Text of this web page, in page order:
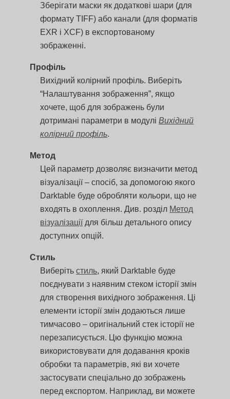
Зберігати маски як додаткові шари (для
формату TIFF) або канали (для форматів
EXR і XCF) в експортованому
зображенні.
Профіль
Вихідний колірний профіль. Виберіть
“Налаштування зображення”, якщо
хочете, щоб для зображень були
дотримані параметри в модуліВихідний
колірний профіль.
Метод
Цей параметр дозволяє визначити метод
візуалізації – спосіб, за допомогою якого
Darktable буде обробляти кольори, що не
входять в охоплення. Див. розділ Метод
візуалізаціїдля більш детального опису
доступних опцій.
Стиль
Виберітьстиль, який Darktable буде
поєднувати з наявним стеком історії змін
для створення вихідного зображення. Ці
елементи історії змін додаються лише
тимчасово – оригінальний стек історії не
перезаписується. Цю функцію можна
використовувати для додавання кроків
обробки та параметрів, які ви хочете
застосувати спеціально до зображень
перед експортом. Наприклад, ви можете